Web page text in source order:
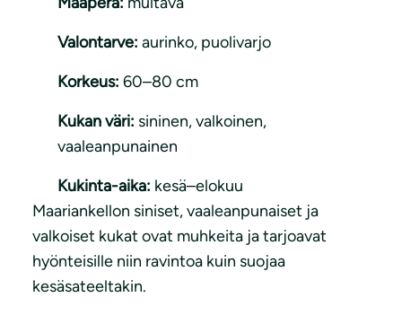
Valontarve: aurinko, puolivarjo
Korkeus: 60–80 cm
Kukan väri: sininen, valkoinen,
vaaleanpunainen
Kukinta-aika: kesä–elokuu
Maariankellon siniset, vaaleanpunaiset ja
valkoiset kukat ovat muhkeita ja tarjoavat
hyönteisille niin ravintoa kuin suojaa
kesäsateeltakin.